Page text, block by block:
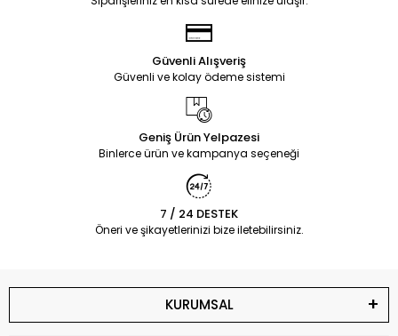
Güvenli Alışveriş
Güvenli ve kolay ödeme sistemi
Geniş Ürün Yelpazesi
Binlerce ürün ve kampanya seçeneği
7 / 24 DESTEK
Öneri ve şikayetlerinizi bize iletebilirsiniz.
KURUMSAL